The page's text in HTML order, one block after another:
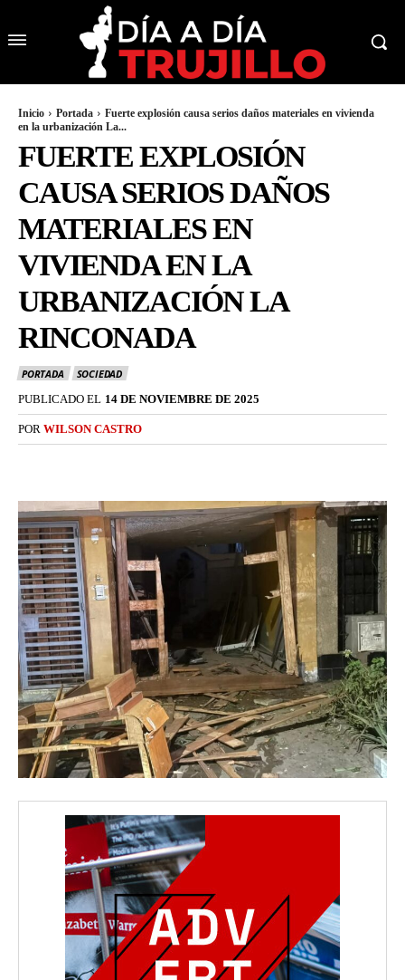
Inicio Portada
Fuerte explosión causa serios daños materiales en vivienda
en la urbanización La...
FUERTE EXPLOSIÓN
CAUSA SERIOS DAÑOS
MATERIALES EN
VIVIENDA EN LA
URBANIZACIÓN LA
RINCONADA
PORTADA
SOCIEDAD
PUBLICADO EL 14 DE NOVIEMBRE DE 2025
POR WILSON CASTRO